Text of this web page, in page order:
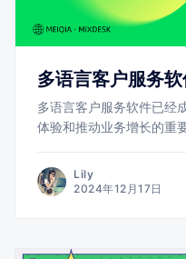
多语言客户服务
多语言客户服务软件已经
体验和推动业务增长的重
Lily
2024年12月17日